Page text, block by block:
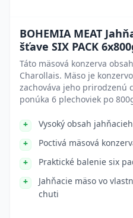
BOHEMIA MEAT
šťave SIX PACK
Táto mäsová konzerva
Charollais. Mäso je
zachováva jeho prirodzenú
ponúka 6 plechoviek po
Vysoký obsah
Poctivá mäsová
Praktické balenie six
Jahňacie mäso vo
chuti